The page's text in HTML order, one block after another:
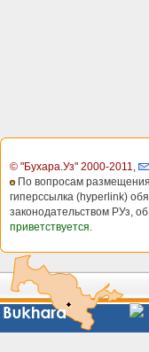
© "Бухара.Уз" 2000-2011,
По вопросам
гиперссылка (hyperlink)
законодательством РУз,
приветствуется.